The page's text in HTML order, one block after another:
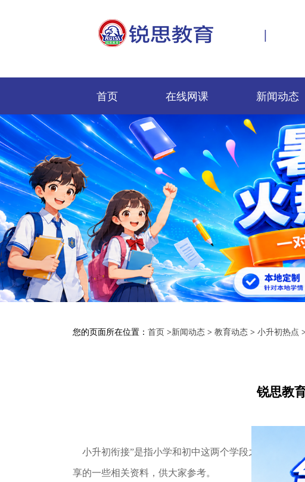
|
首页 在线网课 新闻动态
您的页面所在位置： 首页 >新闻动态 > 教育动态 > 小升初热点
锐思教
小升初衔接”是指小学和初中这两个学段之间的前后
享的一些相关资料，供大家参考。